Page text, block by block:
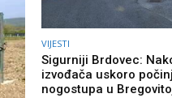
VIJESTI
Sigurniji Brdovec:
izvođača uskoro
nogostupa u